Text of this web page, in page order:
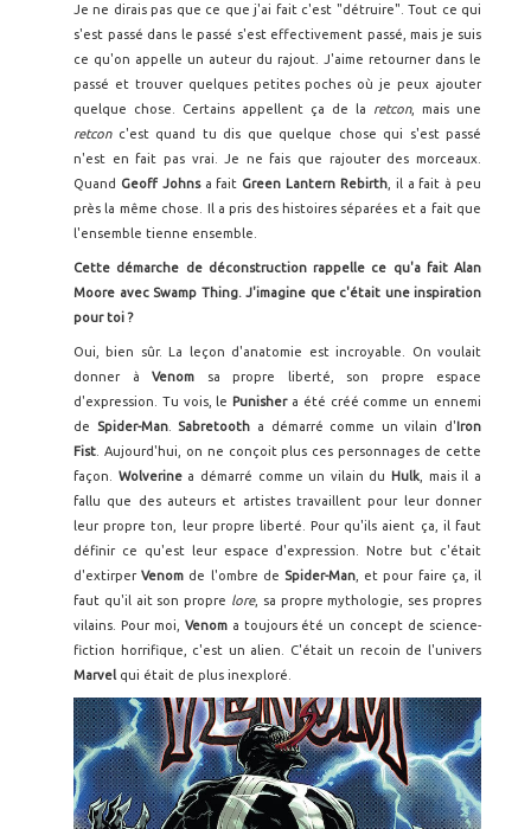
Je ne dirais pas que ce que j'ai fait c'est "détruire". Tout ce qui
s'est passé dans le passé s'est effectivement passé, mais je suis
ce qu'on appelle un auteur du rajout. J'aime retourner dans le
passé et trouver quelques petites poches où je peux ajouter
quelque chose. Certains appellent ça de la retcon, mais une
retconc'est quand tu dis que quelque chose qui s'est passé
n'est en fait pas vrai. Je ne fais que rajouter des morceaux.
Quand Geoff Johns a fait Green Lantern Rebirth, il a fait à peu
près la même chose. Il a pris des histoires séparées et a fait que
l'ensemble tienne ensemble.
Cette démarche de déconstruction rappelle ce qu'a fait Alan
Moore avec Swamp Thing. J'imagine que c'était une inspiration
pour toi ?
Oui, bien sûr. La leçon d'anatomie est incroyable. On voulait
donner à Venom
sa propre liberté, son propre espace
d'expression. Tu vois, le Punisher a été créé comme un ennemi
de
Spider-Man. Sabretooth a démarré comme un vilain d'Iron
Fist . Aujourd'hui, on ne conçoit plus ces personnages de cette
façon. Wolverine a démarré comme un vilain du Hulk , mais il a
fallu que des auteurs et artistes travaillent pour leur donner
leur propre ton, leur propre liberté. Pour qu'ils aient ça, il faut
définir ce qu'est leur espace d'expression. Notre but c'était
d'extirperVenom de l'ombre de Spider-Man , et pour faire ça, il
faut qu'il ait son propre lore, sa propre mythologie, ses propres
vilains. Pour moi, Venom a toujours été un concept de science-
fiction horrifique, c'est un alien. C'était un recoin de l'univers
Marvel qui était de plus inexploré.